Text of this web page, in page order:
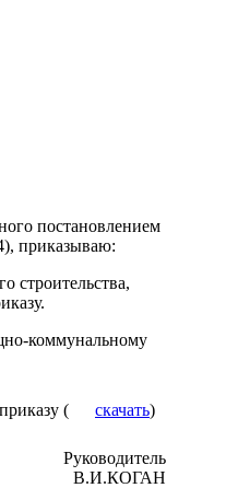
постановлением
приказываю:
строительства,
коммунальному
( скачать)
Руководитель
В.И.КОГАН